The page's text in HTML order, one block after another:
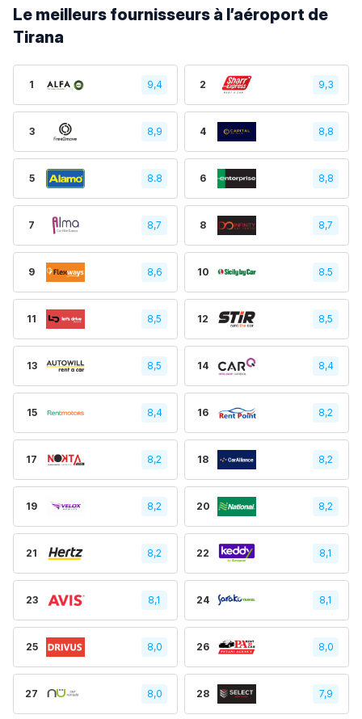
Le meilleurs fournisseurs à l’aéroport de
Tirana
1 9,4 2 9,3
3 8,9 4 8,8
5 8.8 6 8,8
7 8,7 8 8,7
9 8,6 10 8.5
11 8,5 12 8,5
13 8,5 14 8,4
15 8,4 16 8,2
17 8,2 18 8,2
19 8,2 20 8,2
21 8,2 22 8,1
23 8,1 24 8,1
25 8,0 26 8,0
27 8,0 28 7,9